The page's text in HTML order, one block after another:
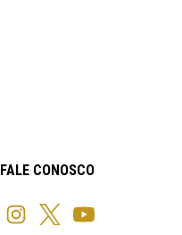
FALE CONOSCO